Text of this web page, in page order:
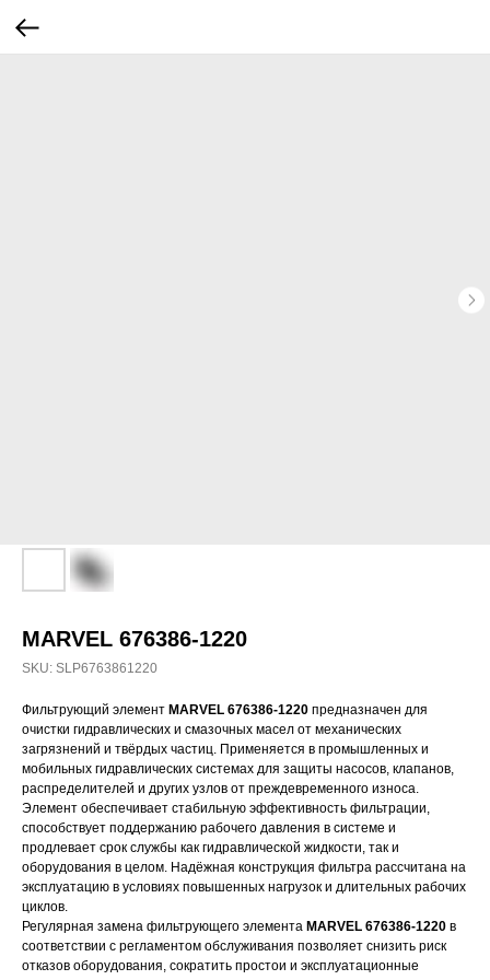
MARVEL 676386-1220
SKU: SLP6763861220
Фильтрующий элемент MARVEL 676386-1220 предназначен для
очистки гидравлических и смазочных масел от механических
загрязнений и твёрдых частиц. Применяется в промышленных и
мобильных гидравлических системах для защиты насосов, клапанов,
распределителей и других узлов от преждевременного износа.
Элемент обеспечивает стабильную эффективность фильтрации,
способствует поддержанию рабочего давления в системе и
продлевает срок службы как гидравлической жидкости, так и
оборудования в целом. Надёжная конструкция фильтра рассчитана на
эксплуатацию в условиях повышенных нагрузок и длительных рабочих
циклов.
Регулярная замена фильтрующего элемента MARVEL 676386-1220 в
соответствии с регламентом обслуживания позволяет снизить риск
отказов оборудования, сократить простои и эксплуатационные